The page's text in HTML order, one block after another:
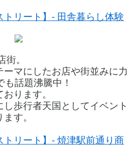
トリート】- 田舎暮らし体験
。
マにしたお店や街並みに力
話題沸騰中！
ります。
歩行者天国としてイベント
す。
トリート】- 焼津駅前通り商